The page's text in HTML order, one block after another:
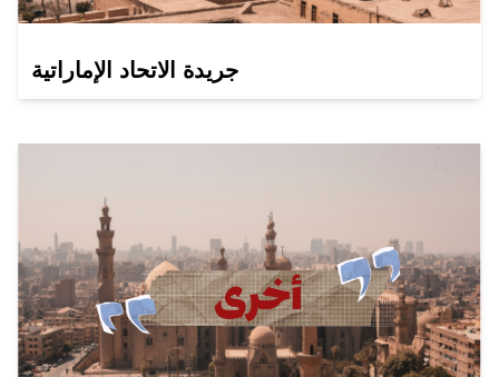
جريدة الاتحاد الإماراتية